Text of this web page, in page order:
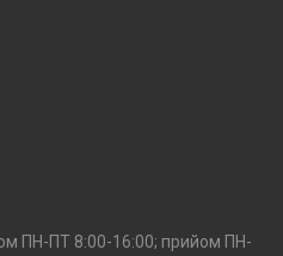
ПН-ПТ 8:00-16:00; прийом ПН-